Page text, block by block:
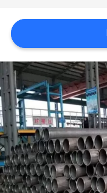
CONTACTER
NOUVELLES
DEMANDEZ
UN DEVIS
PLAN
DU